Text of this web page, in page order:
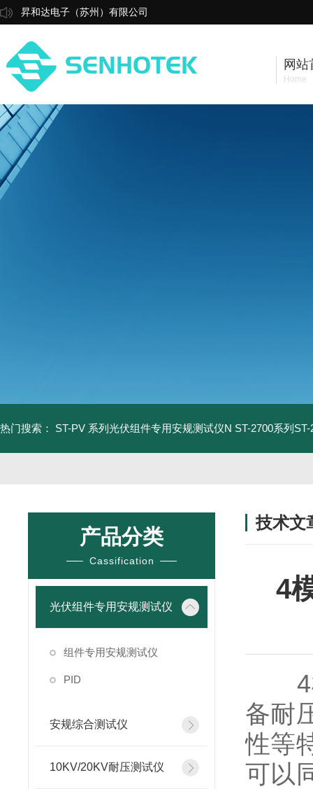
昇和达电子（苏州）有限公司
网站
Home
热门搜索： ST-PV 系列光伏组件专用安规测试仪N ST-2700系列
产品分类
Cassification
光伏组件专用安规测试仪
组件专用安规测试仪
PID
安规综合测试仪
10KV/20KV耐压测试仪
技术文
4
4模
备耐
性等
可以